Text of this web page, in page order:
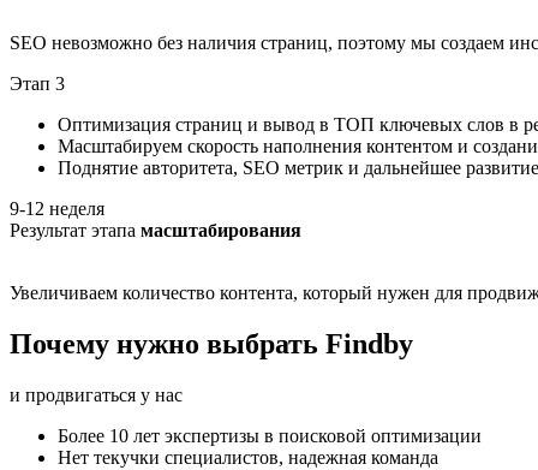
SEO невозможно без наличия страниц, поэтому мы создаем
Этап 3
Оптимизация страниц и вывод в ТОП ключевых слов в
Масштабируем скорость наполнения контентом и
Поднятие авторитета, SEO метрик и дальнейшее
9-12 неделя
Результат этапа масштабирования
Увеличиваем количество контента, который нужен для
Почему нужно выбрать Findby
и продвигаться у нас
Более 10 лет экспертизы в поисковой оптимизации
Нет текучки специалистов, надежная команда